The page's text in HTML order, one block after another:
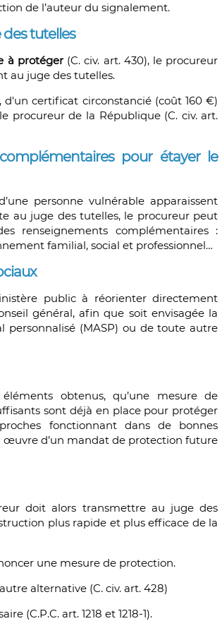
de l’auteur du signalement.
tutelles
à protéger(C. civ. art. 430), le procureur
au juge des tutelles.
certificat circonstancié (coût 160 €)
procureur de la République (C. civ. art.
pour étayer le
personne vulnérable apparaissent
au juge des tutelles, le procureur peut
renseignements complémentaires :
familial, social et professionnel…
public à réorienter directement
général, afin que soit envisagée la
personnalisé (MASP) ou de toute autre
obtenus, qu’une mesure de
sont déjà en place pour protéger
fonctionnant dans de bonnes
d’un mandat de protection future
doit alors transmettre au juge des
plus rapide et plus efficace de la
une mesure de protection.
alternative (C. civ. art. 428)
(C.P.C. art. 1218 et 1218-1).